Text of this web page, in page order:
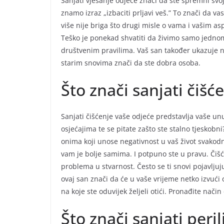
znamo izraz „izbaciti prljavi veš.” To znači da
više nije briga što drugi misle o vama i vašim
Teško je ponekad shvatiti da živimo samo
društvenim pravilima. Vaš san također
starim snovima znači da ste dobra osoba.
Što znači sanjati
Sanjati čišćenje vaše odjeće predstavlja vaše
osjećajima te se pitate zašto ste stalno
onima koji unose negativnost u vaš život
vam je bolje samima. I potpuno ste u pravu.
problema u stvarnost. Često se ti snovi
ovaj san znači da će u vaše vrijeme netko
na koje ste oduvijek željeli otići. Pronađite
Što znači sanjati